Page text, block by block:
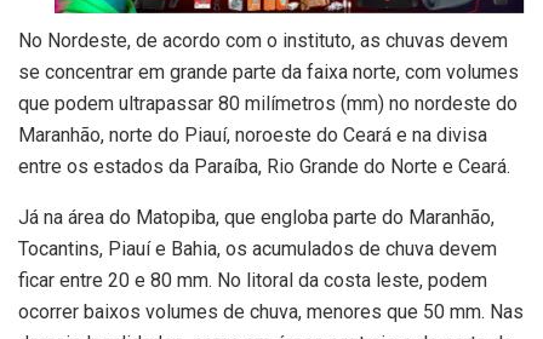
No Nordeste, de acordo com o instituto, as chuvas devem
se concentrar em grande parte da faixa norte, com volumes
que podem ultrapassar 80 milímetros (mm) no nordeste do
Maranhão, norte do Piauí, noroeste do Ceará e na divisa
entre os estados da Paraíba, Rio Grande do Norte e Ceará.
Já na área do Matopiba, que engloba parte do Maranhão,
Tocantins, Piauí e Bahia, os acumulados de chuva devem
ficar entre 20 e 80 mm. No litoral da costa leste, podem
ocorrer baixos volumes de chuva, menores que 50 mm. Nas